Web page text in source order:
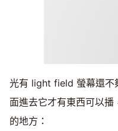
光有 light field 螢幕還不
面進去它才有東西可以
的地方：